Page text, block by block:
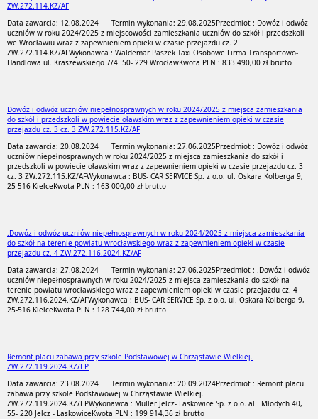
ZW.272.114.KZ/AF
Data zawarcia: 12.08.2024 Termin wykonania: 29.08.2025Przedmiot : Dowóz i odwóz
uczniów w roku 2024/2025 z miejscowości zamieszkania uczniów do szkół i przedszkoli
we Wrocławiu wraz z zapewnieniem opieki w czasie przejazdu cz. 2
ZW.272.114.KZ/AFWykonawca : Waldemar Paszek Taxi Osobowe Firma Transportowo-
Handlowa ul. Kraszewskiego 7/4. 50- 229 WrocławKwota PLN : 833 490,00 zł brutto
Dowóz i odwóz uczniów niepełnosprawnych w roku 2024/2025 z miejsca zamieszkania
do szkół i przedszkoli w powiecie oławskim wraz z zapewnieniem opieki w czasie
przejazdu cz. 3 cz. 3 ZW.272.115.KZ/AF
Data zawarcia: 20.08.2024 Termin wykonania: 27.06.2025Przedmiot : Dowóz i odwóz
uczniów niepełnosprawnych w roku 2024/2025 z miejsca zamieszkania do szkół i
przedszkoli w powiecie oławskim wraz z zapewnieniem opieki w czasie przejazdu cz. 3
cz. 3 ZW.272.115.KZ/AFWykonawca : BUS- CAR SERVICE Sp. z o.o. ul. Oskara Kolberga 9,
25-516 KielceKwota PLN : 163 000,00 zł brutto
.Dowóz i odwóz uczniów niepełnosprawnych w roku 2024/2025 z miejsca zamieszkania
do szkół na terenie powiatu wrocławskiego wraz z zapewnieniem opieki w czasie
przejazdu cz. 4 ZW.272.116.2024.KZ/AF
Data zawarcia: 27.08.2024 Termin wykonania: 27.06.2025Przedmiot : .Dowóz i odwóz
uczniów niepełnosprawnych w roku 2024/2025 z miejsca zamieszkania do szkół na
terenie powiatu wrocławskiego wraz z zapewnieniem opieki w czasie przejazdu cz. 4
ZW.272.116.2024.KZ/AFWykonawca : BUS- CAR SERVICE Sp. z o.o. ul. Oskara Kolberga 9,
25-516 KielceKwota PLN : 128 744,00 zł brutto
Remont placu zabawa przy szkole Podstawowej w Chrząstawie Wielkiej.
ZW.272.119.2024.KZ/EP
Data zawarcia: 23.08.2024 Termin wykonania: 20.09.2024Przedmiot : Remont placu
zabawa przy szkole Podstawowej w Chrząstawie Wielkiej.
ZW.272.119.2024.KZ/EPWykonawca : Muller Jelcz- Laskowice Sp. z o.o. al.. Młodych 40,
55- 220 Jelcz - LaskowiceKwota PLN : 199 914,36 zł brutto